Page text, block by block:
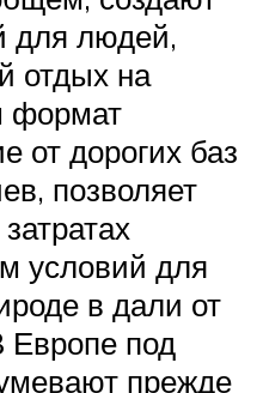
для людей,
отдых на
формат
от дорогих баз
позволяет
условий для
в дали от
Европе под
прежде